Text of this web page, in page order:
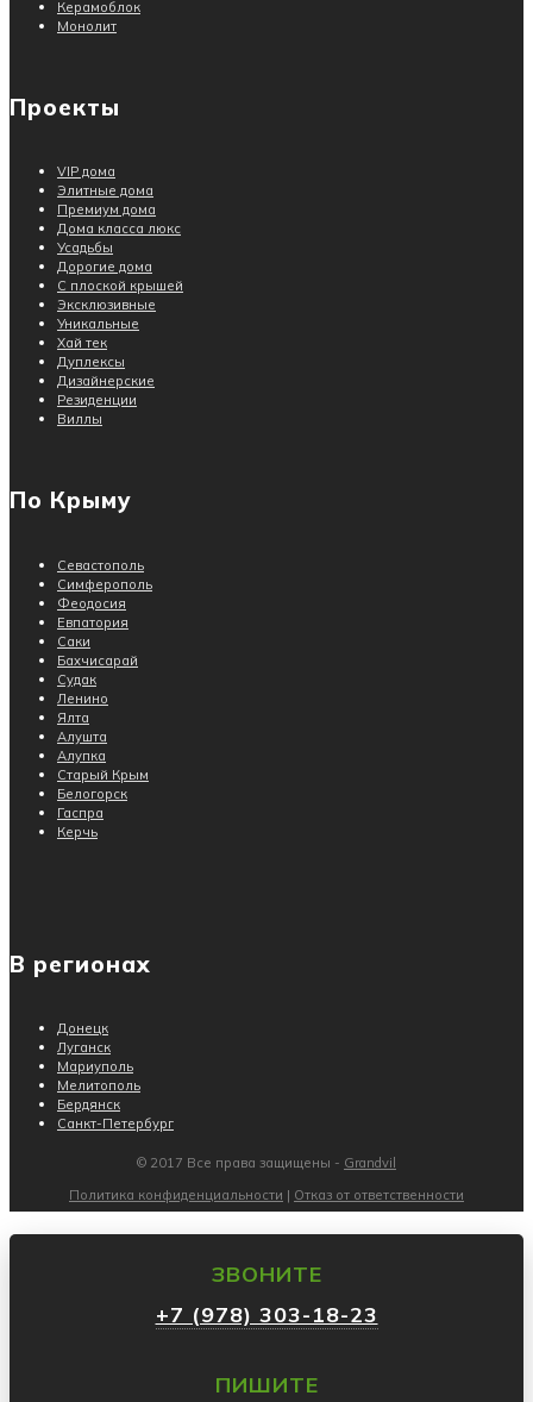
Керамоблок
Монолит
Проекты
VIP дома
Элитные дома
Премиум дома
Дома класса люкс
Усадьбы
Дорогие дома
С плоской крышей
Эксклюзивные
Уникальные
Хай тек
Дуплексы
Дизайнерские
Резиденции
Виллы
По Крыму
Севастополь
Симферополь
Феодосия
Евпатория
Саки
Бахчисарай
Судак
Ленино
Ялта
Алушта
Алупка
Старый Крым
Белогорск
Гаспра
Керчь
В регионах
Донецк
Луганск
Мариуполь
Мелитополь
Бердянск
Санкт-Петербург
© 2017 Все права защищены - Grandvil
Политика конфиденциальности | Отказ от ответственности
ЗВОНИТЕ
+7 (978) 303-18-23
ПИШИТЕ